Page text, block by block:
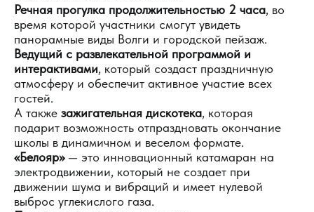
Речная прогулка продолжительностью 2 часа, во
время которой участники смогут увидеть
панорамные виды Волги и городской пейзаж.
Ведущий с развлекательной программой и
интерактивами, который создаст праздничную
атмосферу и обеспечит активное участие всех
гостей.
А также зажигательная дискотека, которая
подарит возможность отпраздновать окончание
школы в динамичном и веселом формате.
«Белояр»— это инновационный катамаран на
электродвижении, который не создает при
движении шума и вибраций и имеет нулевой
выброс углекислого газа.